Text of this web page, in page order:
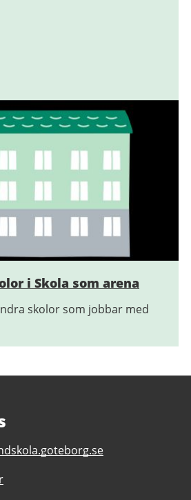
i Skola som arena
skolor som jobbar med